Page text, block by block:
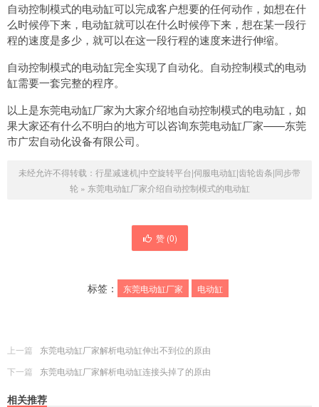
自动控制模式的电动缸可以完成客户想要的任何动作，如想在什
么时候停下来，电动缸就可以在什么时候停下来，想在某一段行
程的速度是多少，就可以在这一段行程的速度来进行伸缩。
自动控制模式的电动缸完全实现了自动化。自动控制模式的电动
缸需要一套完整的程序。
以上是东莞电动缸厂家为大家介绍地自动控制模式的电动缸，如
果大家还有什么不明白的地方可以咨询东莞电动缸厂家——东莞
市广宏自动化设备有限公司。
未经允许不得转载： 行星减速机|中空旋转平台|伺服电动缸|齿轮齿条|同步带
轮» 东莞电动缸厂家介绍自动控制模式的电动缸
赞 (0)
标签： 东莞电动缸厂家 电动缸
上一篇
东莞电动缸厂家解析电动缸伸出不到位的原由
下一篇
东莞电动缸厂家解析电动缸连接头掉了的原由
相关推荐